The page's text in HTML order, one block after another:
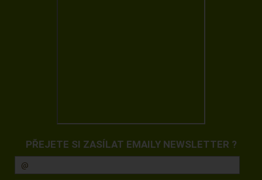
PŘEJETE SI ZASÍLAT EMAILY NEWSLETTER ?